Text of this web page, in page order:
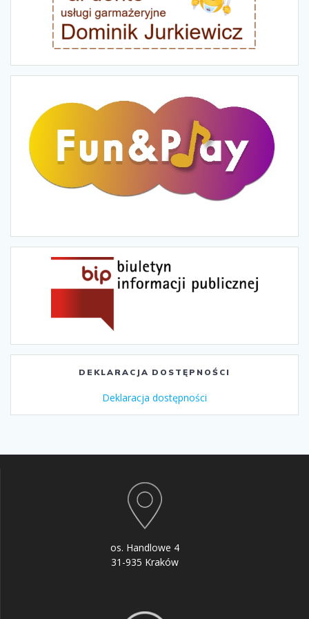
DEKLARACJA DOSTĘPNOŚCI
Deklaracja dostępności
os. Handlowe 4
31-935 Kraków